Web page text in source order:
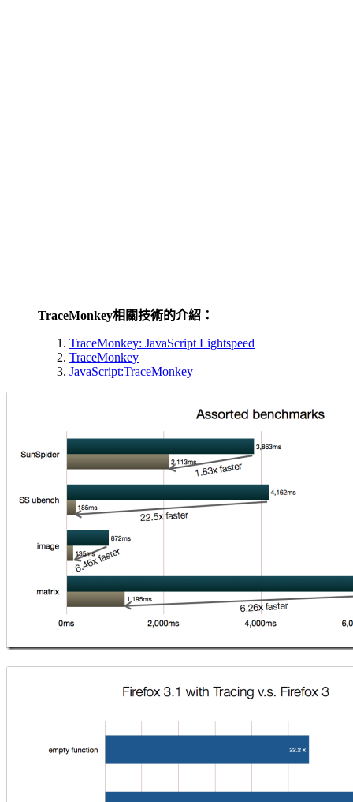
TraceMonkey相關技術的介紹：
TraceMonkey: JavaScript Lightspeed
TraceMonkey
JavaScript:TraceMonkey